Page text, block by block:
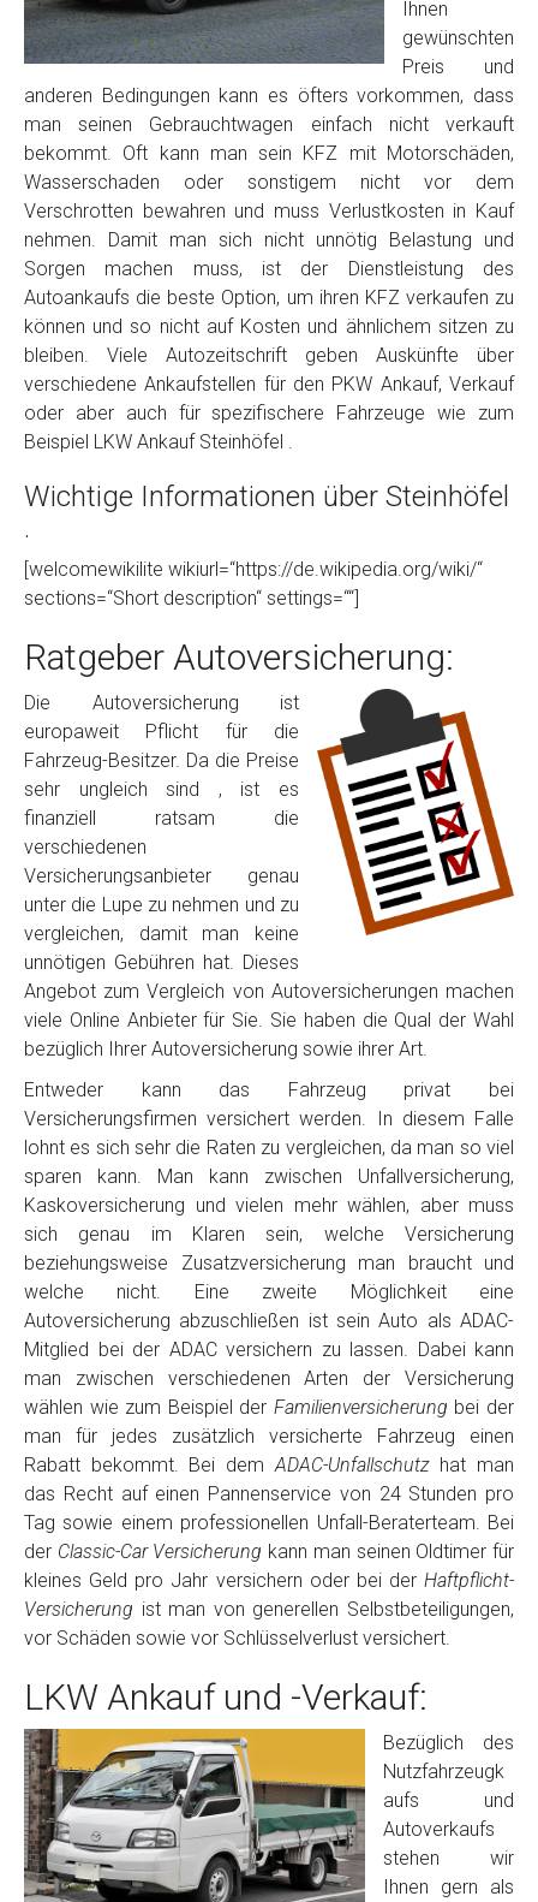
Foto Nr. 3
Sonstiges
Fertig
Wie viel ist 10+2 ?*
Ihnen
gewünschten
Preis und
anderen Bedingungen kann es öfters vorkommen, dass
man seinen Gebrauchtwagen einfach nicht verkauft
bekommt. Oft kann man sein KFZ mit Motorschäden,
Wasserschaden oder sonstigem nicht vor dem
Verschrotten bewahren und muss Verlustkosten in Kauf
nehmen. Damit man sich nicht unnötig Belastung und
Sorgen machen muss, ist der Dienstleistung des
Autoankaufs die beste Option, um ihren KFZ verkaufen zu
können und so nicht auf Kosten und ähnlichem sitzen zu
bleiben. Viele Autozeitschrift geben Auskünfte über
verschiedene Ankaufstellen für den PKW Ankauf, Verkauf
oder aber auch für spezifischere Fahrzeuge wie zum
Beispiel LKW Ankauf Steinhöfel .
Wichtige Informationen über Steinhöfel
.
[welcomewikilite wikiurl=“https://de.wikipedia.org/wiki/“
sections=“Short description“ settings=““]
Ratgeber Autoversicherung:
Die Autoversicherung ist
europaweit Pflicht für die
Fahrzeug-Besitzer. Da die Preise
sehr ungleich sind , ist es
finanziell ratsam die
verschiedenen
Versicherungsanbieter genau
unter die Lupe zu nehmen und zu
vergleichen, damit man keine
unnötigen Gebühren hat. Dieses
Angebot zum Vergleich von Autoversicherungen machen
viele Online Anbieter für Sie. Sie haben die Qual der Wahl
bezüglich Ihrer Autoversicherung sowie ihrer Art.
Entweder kann das Fahrzeug privat bei
Versicherungsfirmen versichert werden. In diesem Falle
lohnt es sich sehr die Raten zu vergleichen, da man so viel
sparen kann. Man kann zwischen Unfallversicherung,
Kaskoversicherung und vielen mehr wählen, aber muss
sich genau im Klaren sein, welche Versicherung
beziehungsweise Zusatzversicherung man braucht und
welche nicht. Eine zweite Möglichkeit eine
Autoversicherung abzuschließen ist sein Auto als ADAC-
Mitglied bei der ADAC versichern zu lassen. Dabei kann
man zwischen verschiedenen Arten der Versicherung
wählen wie zum Beispiel der Familienversicherung bei der
man für jedes zusätzlich versicherte Fahrzeug einen
Rabatt bekommt. Bei demADAC-Unfallschutzhat man
das Recht auf einen Pannenservice von 24 Stunden pro
Tag sowie einem professionellen Unfall-Beraterteam. Bei
der Classic-Car Versicherung kann man seinen Oldtimer für
kleines Geld pro Jahr versichern oder bei der Haftpflicht-
Versicherung ist man von generellen Selbstbeteiligungen,
vor Schäden sowie vor Schlüsselverlust versichert.
LKW Ankauf und -Verkauf:
Bezüglich des
Nutzfahrzeugk
aufs und
Autoverkaufs
stehen wir
Ihnen gern als